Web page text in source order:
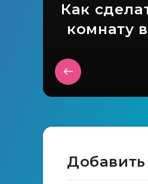
Как
комнату